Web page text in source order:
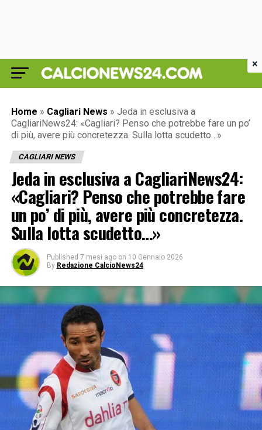
Home » Cagliari News » Jeda in esclusiva a
CagliariNews24: «Cagliari? Penso che potrebbe fare un po’
di più, avere più concretezza. Sulla lotta scudetto…»
CAGLIARI NEWS
Jeda in esclusiva a CagliariNews24:
«Cagliari? Penso che potrebbe fare
un po’ di più, avere più concretezza.
Sulla lotta scudetto…»
Published 7 mesi ago on 10 Gennaio 2026
By Redazione CalcioNews24
×